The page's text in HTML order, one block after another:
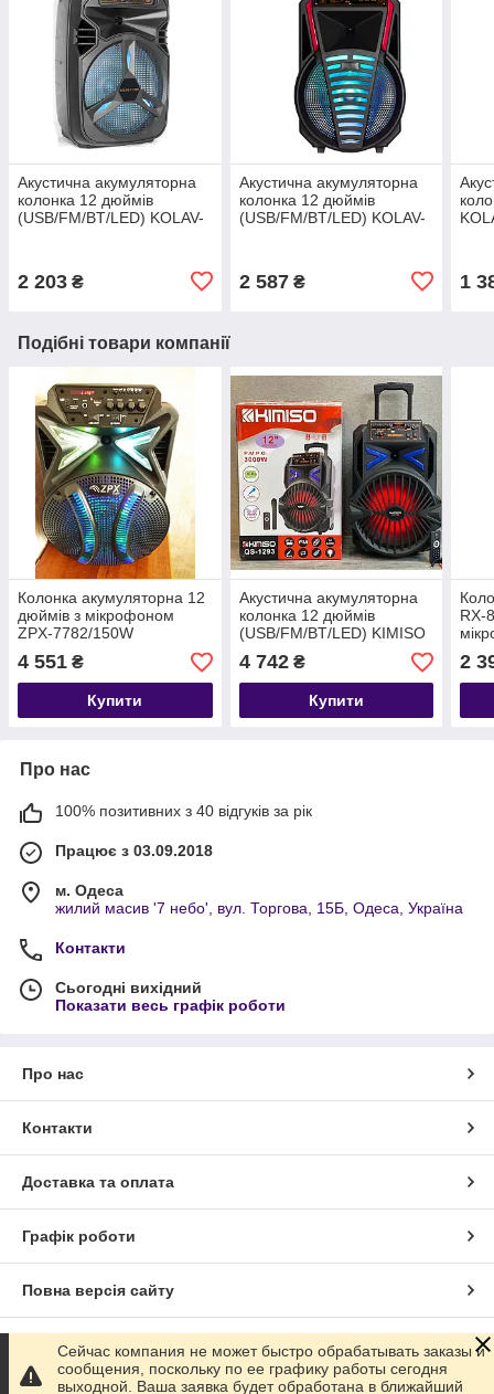
Акустична акумуляторна
колонка 12 дюймів
(USB/FM/BT/LED) KOLAV-
2 203 ₴
Акустична акумуляторна
колонка 12 дюймів
(USB/FM/BT/LED) KOLAV-
2 587₴ 1
Подібні товари компанії
Колонка акумуляторна 12
дюймів з мікрофоном
ZPX-7782/150W
(USB/FM/Bluetooth/TWS)
4 551 ₴
Купити
Акустична акумуляторна
колонка 12 дюймів
(USB/FM/BT/LED) KIMISO
QS-1293 BT
4 742₴
Купити
RX-
2
Про нас
100% позитивних з 40 відгуків за рік
Працює з 03.09.2018
м. Одеса
жилий масив '7 небо', вул. Торгова, 15Б, Одеса, Україна
Контакти
Сьогодні вихідний
Показати весь графік роботи
Про нас
Контакти
Доставка та оплата
Графік роботи
Повна версія сайту
Сайт створено на маркетплейсі Prom.ua
Сейчас компания не может быстро обрабатывать заказы и
сообщения, поскольку по ее графику работы сегодня
выходной. Ваша заявка будет обработана в ближайший